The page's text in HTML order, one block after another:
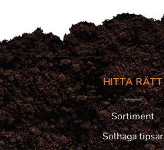
HITTA RÄTT
Sortiment
Solhaga tipsar